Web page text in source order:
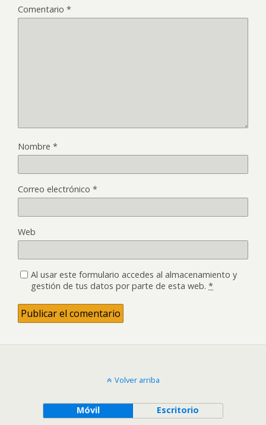
Comentario *
Nombre *
Correo electrónico *
Web
Al usar este formulario accedes al almacenamiento y
gestión de tus datos por parte de esta web. *
Volver arriba
Móvil Escritorio